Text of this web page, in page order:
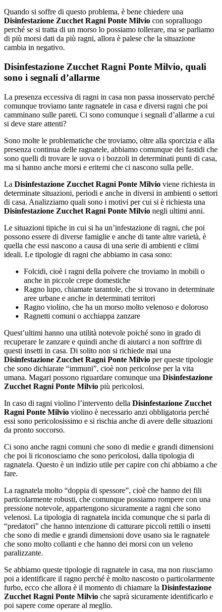
Quando si soffre di questo problema, è bene chiedere una
Disinfestazione Zucchet Ragni Ponte Milvio con sopralluogo
perché se si tratta di un morso lo possiamo tollerare, ma se parliamo
di più morsi dati da più ragni, allora è palese che la situazione
cambia in negativo.
Disinfestazione Zucchet Ragni Ponte Milvio, quali
sono i segnali d’allarme
La presenza eccessiva di ragni in casa non passa inosservato perché
comunque troviamo tante ragnatele in casa e diversi ragni che poi
camminano sulle pareti. Ci sono comunque i segnali d’allarme a cui
si deve stare attenti?
Sono molte le problematiche che troviamo, oltre alla sporcizia e alla
presenza continua delle ragnatele, abbiamo comunque dei fastidi che
sono quelli di trovare le uova o i bozzoli in determinati punti di casa,
ma si hanno anche morsi e eritemi che ci nascono sulla pelle.
La Disinfestazione Zucchet Ragni Ponte Milvio viene richiesta in
determinate situazioni, periodi e anche in diversi in ambienti o settori
di casa. Analizziamo quali sono i motivi per cui si è richiesta una
Disinfestazione Zucchet Ragni Ponte Milvio negli ultimi anni.
Le situazioni tipiche in cui si ha un’infestazione di ragni, che poi
possono essere di diverse famiglie e anche di tante altre varietà, è
quella che essi nascono a causa di una serie di ambienti e climi
ideali. Le tipologie di ragni che abbiamo in casa sono:
Folcidi, cioè i ragni della polvere che troviamo in mobili o
anche in piccole crepe domestiche
Ragno lupo, chiamate tarantole, che si trovano in determinate
aree urbane e anche in determinati territori
Ragno violino, che ha un morso molto velenoso e doloroso
Ragnetti comuni o acchiappa zanzare
Quest’ultimi hanno una utilità notevole poiché sono in grado di
recuperare le zanzare e quindi anche di aiutarci a non soffrire di
questi insetti in casa. Di solito non si richiede mai una
Disinfestazione Zucchet Ragni Ponte Milvio per queste tipologie
che sono dichiarate “immuni”, cioè non pericolose per la vita
umana. Magari possono riguardare comunque una Disinfestazione
Zucchet Ragni Ponte Milvio più pericolosi.
In caso di ragni violino l’intervento della Disinfestazione Zucchet
Ragni Ponte Milvio violino è necessario anzi obbligatoria perché
essi sono pericolosissimo e si rischia anche di avere delle situazioni
da pronto soccorso.
Ci sono anche ragni comuni che sono di medie e grandi dimensioni
che poi li riconosciamo che sono pericolosi, dalla tipologia di
ragnatela. Questo è un indizio utile per capire con chi abbiamo a che
fare.
La ragnatela molto “doppia di spessore”, cioè che hanno dei fili
particolarmente robusti, che comunque possiamo rompere con una
pressione notevole, appartengono sicuramente a ragni che sono
velenosi. La tipologia di ragnatela incida comunque che si parla di
“predatori” che hanno intenzione di catturare piccoli rettili o insetti
che sono di medie e grandi dimensioni dove usano sia le ragnatele
che sono molto collanti e che hanno dei morsi con un veleno
paralizzante.
Se abbiamo queste tipologie di ragnatele in casa, ma non riusciamo
poi a identificare il ragno perché è molto nascosto o particolarmente
furbo, ecco che allora è il momento di chiamare la Disinfestazione
Zucchet Ragni Ponte Milvio che saprà sicuramente identificarlo e
poi sapere come operare al meglio.